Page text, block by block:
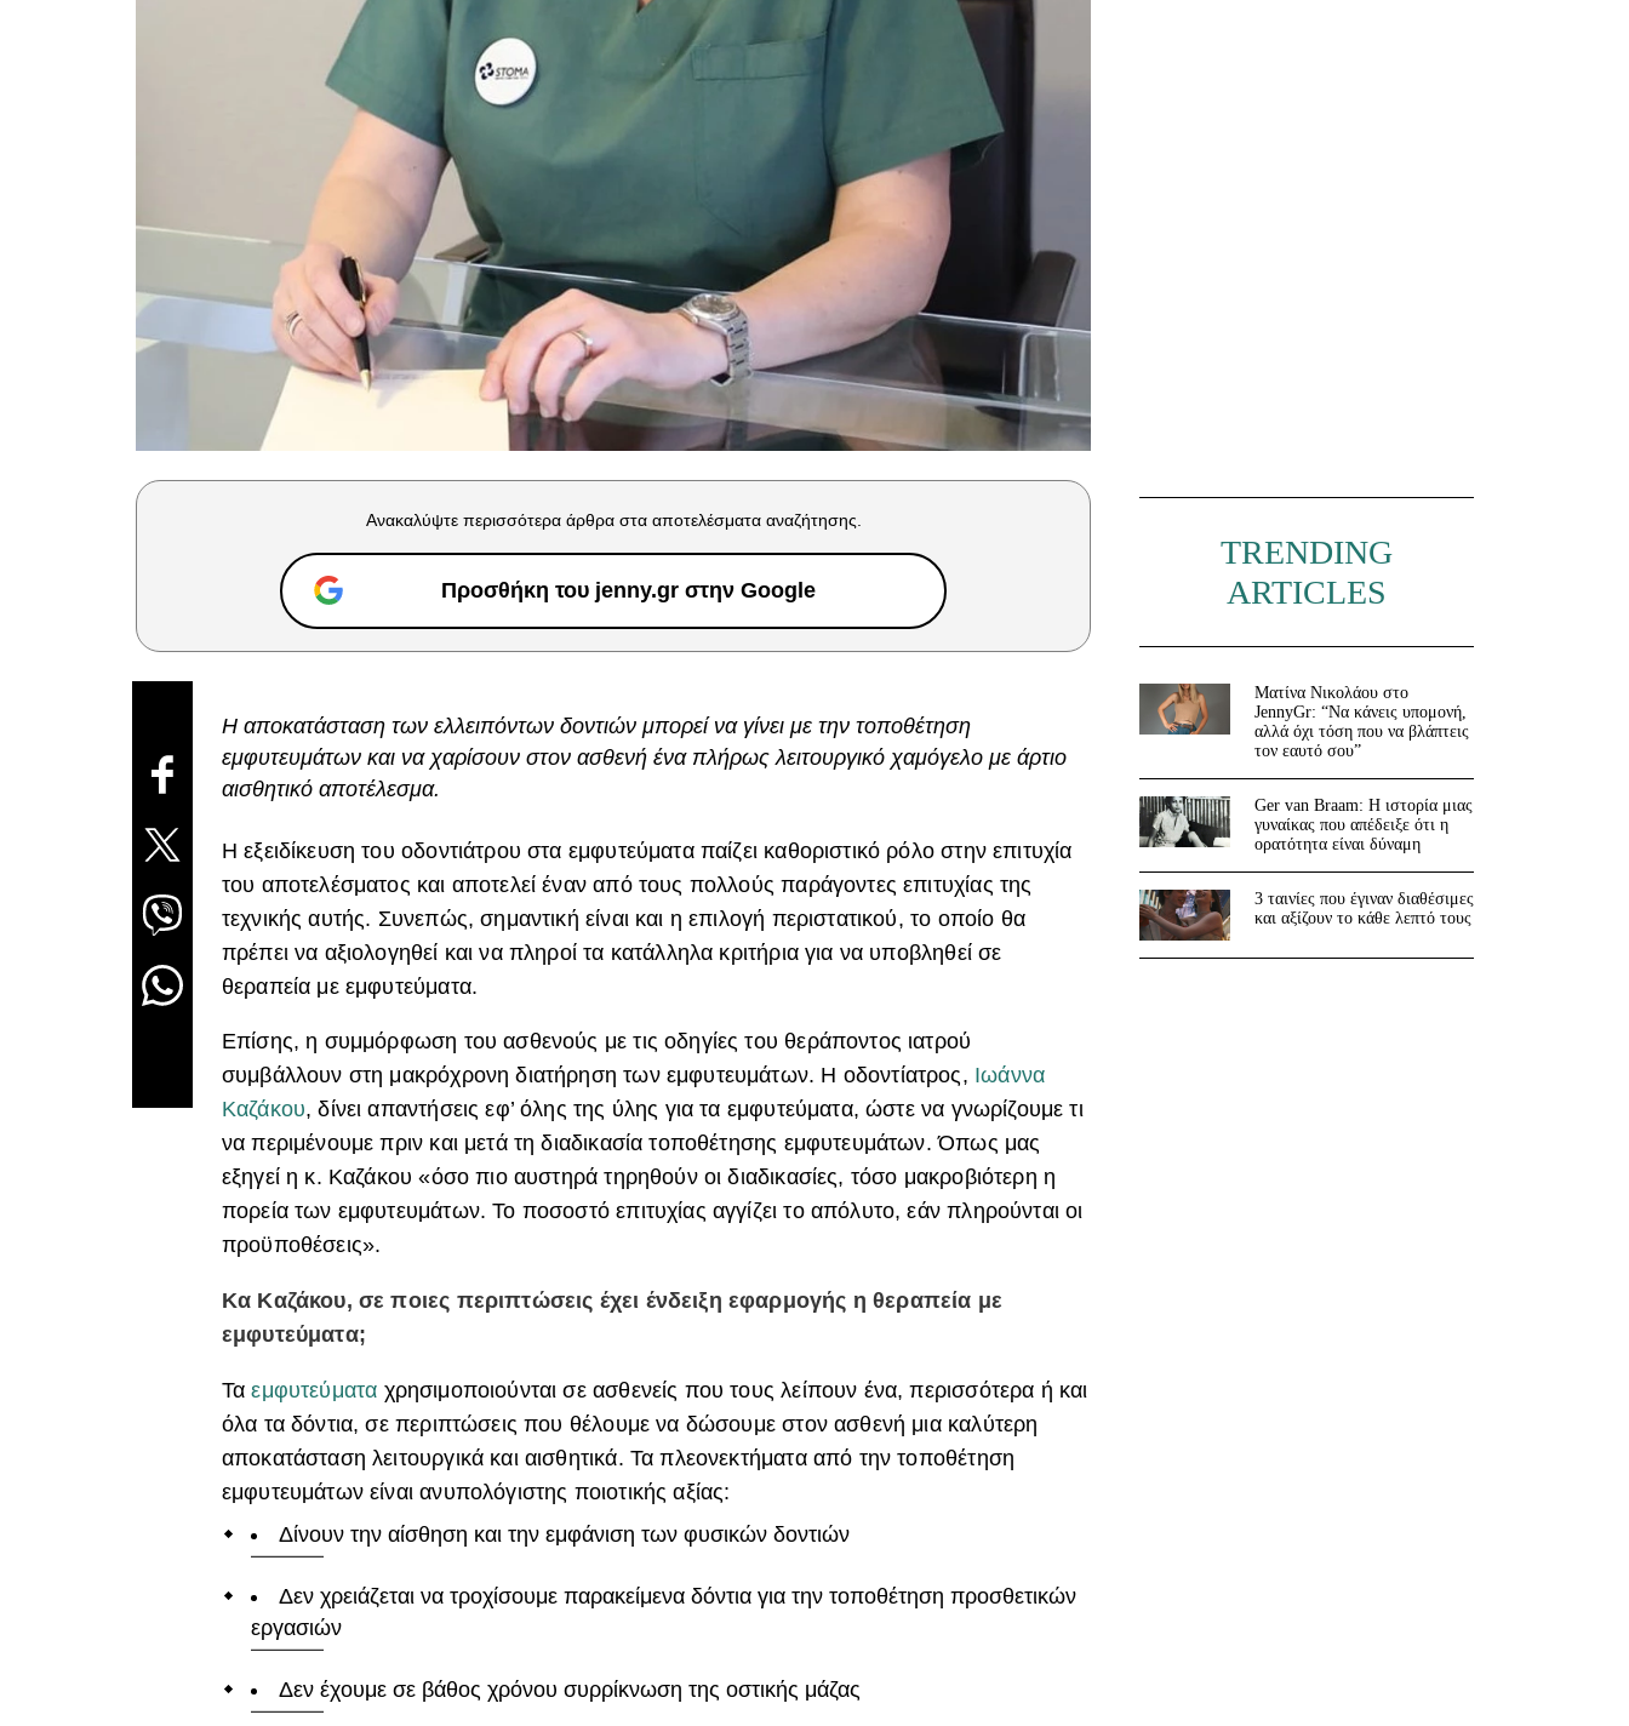
Ανακαλύψτε περισσότερα άρθρα στα αποτελέσματα αναζήτησης.
Προσθήκη του jenny.gr στην Google
Η αποκατάσταση των ελλειπόντων δοντιών μπορεί να γίνει με την τοποθέτηση
εμφυτευμάτων και να χαρίσουν στον ασθενή ένα πλήρως λειτουργικό χαμόγελο με άρτιο
αισθητικό αποτέλεσμα.
Η εξειδίκευση του οδοντιάτρου στα εμφυτεύματα παίζει καθοριστικό ρόλο στην επιτυχία
του αποτελέσματος και αποτελεί έναν από τους πολλούς παράγοντες επιτυχίας της
τεχνικής αυτής. Συνεπώς, σημαντική είναι και η επιλογή περιστατικού, το οποίο θα
πρέπει να αξιολογηθεί και να πληροί τα κατάλληλα κριτήρια για να υποβληθεί σε
θεραπεία με εμφυτεύματα.
Επίσης, η συμμόρφωση του ασθενούς με τις οδηγίες του θεράποντος ιατρού
συμβάλλουν στη μακρόχρονη διατήρηση των εμφυτευμάτων. Η οδοντίατρος, Ιωάννα
Καζάκου, δίνει απαντήσεις εφ’ όλης της ύλης για τα εμφυτεύματα, ώστε να γνωρίζουμε τι
να περιμένουμε πριν και μετά τη διαδικασία τοποθέτησης εμφυτευμάτων. Όπως μας
εξηγεί η κ. Καζάκου «όσο πιο αυστηρά τηρηθούν οι διαδικασίες, τόσο μακροβιότερη η
πορεία των εμφυτευμάτων. Το ποσοστό επιτυχίας αγγίζει το απόλυτο, εάν πληρούνται οι
προϋποθέσεις».
Κα Καζάκου, σε ποιες περιπτώσεις έχει ένδειξη εφαρμογής η θεραπεία με
εμφυτεύματα;
Ταεμφυτεύματα χρησιμοποιούνται σε ασθενείς που τους λείπουν ένα, περισσότερα ή και
όλα τα δόντια, σε περιπτώσεις που θέλουμε να δώσουμε στον ασθενή μια καλύτερη
αποκατάσταση λειτουργικά και αισθητικά. Τα πλεονεκτήματα από την τοποθέτηση
εμφυτευμάτων είναι ανυπολόγιστης ποιοτικής αξίας:
Δίνουν την αίσθηση και την εμφάνιση των φυσικών δοντιών
Δεν χρειάζεται να τροχίσουμε παρακείμενα δόντια για την τοποθέτηση προσθετικών
εργασιών
Δεν έχουμε σε βάθος χρόνου συρρίκνωση της οστικής μάζας
TRENDING
ARTICLES
Ματίνα Νικολάου στο
JennyGr: “Να κάνεις υπομονή,
αλλά όχι τόση που να βλάπτεις
τον εαυτό σου”
Ger van Braam: Η ιστορία μιας
γυναίκας που απέδειξε ότι η
ορατότητα είναι δύναμη
3 ταινίες που έγιναν διαθέσιμες
και αξίζουν το κάθε λεπτό τους